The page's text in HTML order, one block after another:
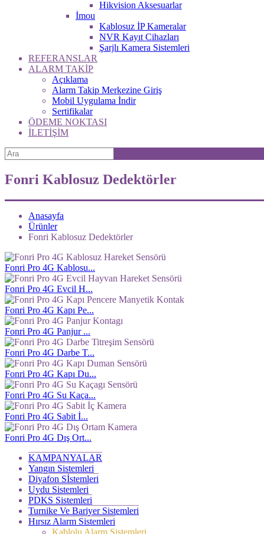
Hikvision Aksesuarlar
İmou
Kablosuz İP Kameralar
NVR Kayıt Cihazları
Şarjlı Kamera Sistemleri
REFERANSLAR
ALARM TAKİP
Açıklama
Alarm Takip Merkezine Giriş
Mobil Uygulama İndir
Sertifikalar
ÖDEME NOKTASI
İLETİŞİM
Fonri Kablosuz Dedektörler
Anasayfa
Ürünler
Fonri Kablosuz Dedektörler
Fonri Pro 4G Kablosu...
Fonri Pro 4G Evcil H...
Fonri Pro 4G Kapı Pe...
Fonri Pro 4G Panjur ...
Fonri Pro 4G Darbe T...
Fonri Pro 4G Kapı Du...
Fonri Pro 4G Su Kaça...
Fonri Pro 4G Sabit İ...
Fonri Pro 4G Dış Ort...
KAMPANYALAR
Yangın Sistemleri
Diyafon Sİstemleri
Uydu Sistemleri
PDKS Sistemleri
Turnike Ve Bariyer Sistemleri
Hırsız Alarm Sistemleri
Kablolu Alarm Sistemleri